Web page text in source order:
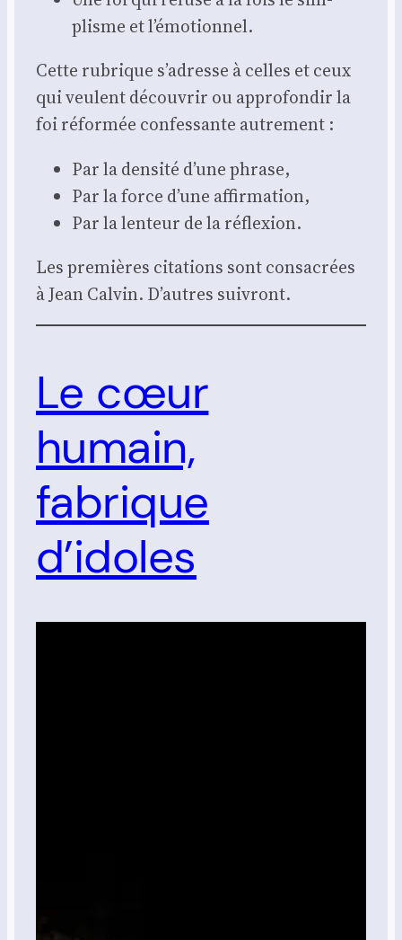
plisme et l’émotionnel.
Cette rubrique s’adresse à celles et ceux
qui veulent décou­vrir ou appro­fon­dir la
foi réfor­mée confes­sante autre­ment :
Par la den­si­té d’une phrase,
Par la force d’une affir­ma­tion,
Par la len­teur de la réflexion.
Les pre­mières cita­tions sont consa­crées
à Jean Cal­vin. D’autres sui­vront.
Le cœur
humain,
fabrique
d’idoles